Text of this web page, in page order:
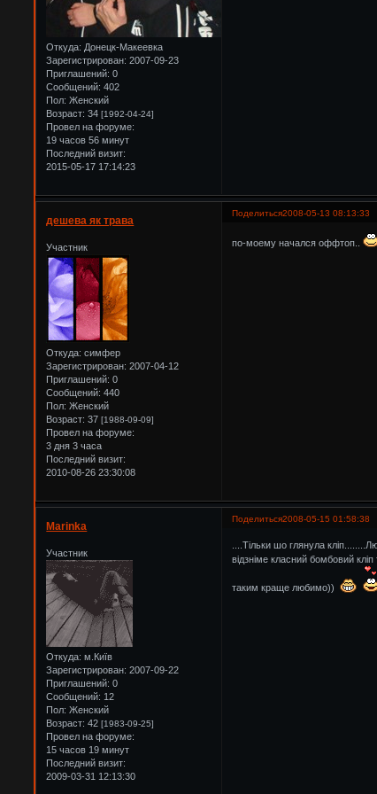
Откуда: Донецк-Макеевка
Зарегистрирован: 2007-09-23
Приглашений: 0
Сообщений: 402
Пол: Женский
Возраст: 34[1992-04-24]
Провел на форуме:
19 часов 56 минут
Последний визит:
2015-05-17 17:14:23
Поделиться2008-05-13 08:13:33
дешева як трава
Участник
Откуда: симфер
Зарегистрирован: 2007-04-12
Приглашений: 0
Сообщений: 440
Пол: Женский
Возраст: 37[1988-09-09]
Провел на форуме:
3 дня 3 часа
Последний визит:
2010-08-26 23:30:08
по-моему начался оффтоп..
Поделиться2008-05-15 01:58:38
Marinka
Участник
Откуда: м.Київ
Зарегистрирован: 2007-09-22
Приглашений: 0
Сообщений: 12
Пол: Женский
Возраст: 42[1983-09-25]
Провел на форуме:
15 часов 19 минут
Последний визит:
2009-03-31 12:13:30
....Тільки шо глянула
відзніме класний бомбовий
таким краще любимо))